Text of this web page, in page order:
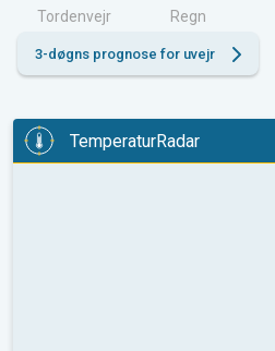
Tordenvejr Regn
3-døgns prognose for uvejr
TemperaturRadar